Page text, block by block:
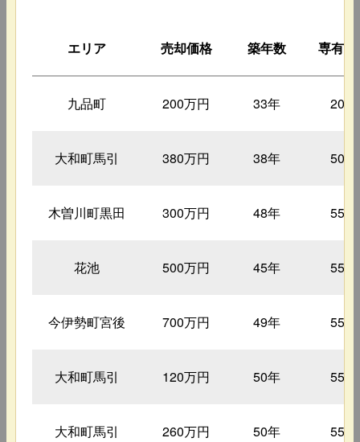
エリア 売却価格 築年数 専有面
九品町 200万円 33年 20㎡
大和町馬引 380万円 38年 50㎡
木曽川町黒田 300万円 48年 55㎡
花池 500万円 45年 55㎡
今伊勢町宮後 700万円 49年 55㎡
大和町馬引 120万円 50年 55㎡
大和町馬引 260万円 50年 55㎡